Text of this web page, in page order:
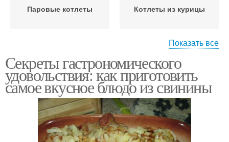
Паровые котлеты Котлеты из курицы
Готовые котлеты Котлеты в мультиварке
Жареные котлеты Котлеты из свинины
Показать все
Секреты гастрономического
удовольствия: как приготовить
самое вкусное блюдо из свинины